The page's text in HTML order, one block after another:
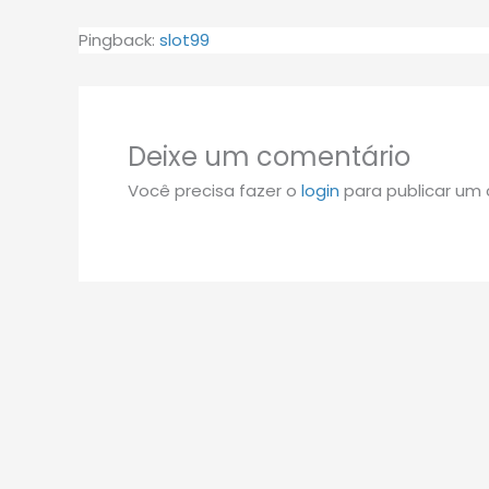
Pingback: slot99
Deixe um comentário
Você precisa fazer o login para publicar um